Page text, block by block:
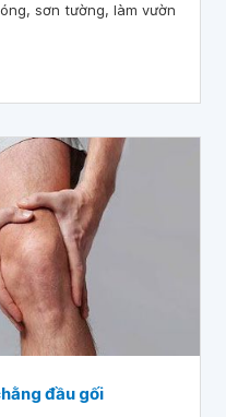
sơn tường, làm vườn
đầu gối